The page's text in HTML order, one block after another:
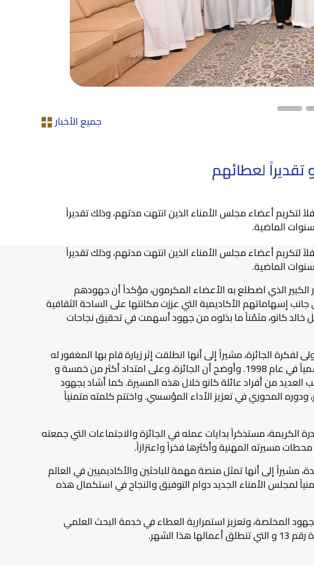
جميع الأخبار
لعطائهم
لتكريم أعضاء مجلس الأمناء الذين انتهت مدتهم، وذلك تقديراً
الماضية.
لتكريم أعضاء مجلس الأمناء الذين انتهت مدتهم، وذلك تقديراً
الماضية.
الكبير الذي اضطلع به الأعضاء المكرمون، مؤكداً أن جهودهم
إسهاماتهم الأكاديمية التي عززت مكانتها على الساحة الثقافية
خالد كانو، مثمّناً ما بذلوه من جهود أسهمت في تحقيق نجاحات
الجائزة، مشيراً إلى أنها انطلقت إثر زيارة قام بها المغفور له
عبدالعزيز كانو والدكتور عبداللطيف كانو للتشاور حول إطلاقها، قبل أن ترى النور رسمياً في عام 1998. وأوضح أن الجائزة، وعلى امتداد أكثر من خمسة و
العديد من أفراد عائلة كانو خلال هذه المسيرة. كما أشاد بجهود
ودوره المحوري في تعزيز الأداء المؤسسي. واختتم كلمته متمنياً
الكريمة، مستذكراً بدايات عمله في الجائزة والاجتماعات التي جمعته
مسيرته المهنية وأكثرها فخراً واعتزازاً.
مشيراً إلى أنها تمثل منصة مهمة للباحثين والأكاديميين في العالم
لمجلس الأمناء الجديد دوام التوفيق والنجاح في استكمال هذه
المخلصة، وتعزيز استمرارية العطاء في خدمة البحث العلمي
الشهر.